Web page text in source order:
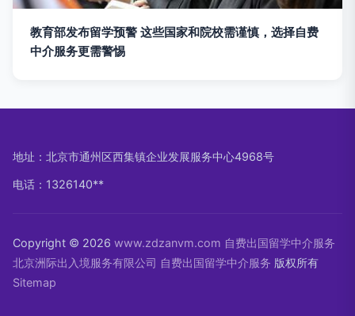
教育部发布留学预警 这些国家和院校需谨慎，选择自费
中介服务更需警惕
地址：北京市通州区西集镇企业发展服务中心4968号
电话：1326140**
Copyright © 2026 www.zdzanvm.com 自费出国留学中介服务
北京洲际出入境服务有限公司 自费出国留学中介服务 版权所有
Sitemap